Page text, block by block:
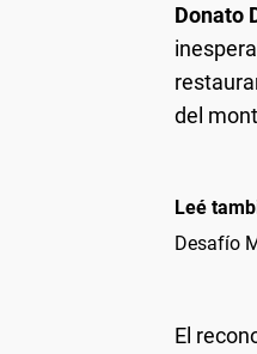
Donato
del
Leé
Desafío
El